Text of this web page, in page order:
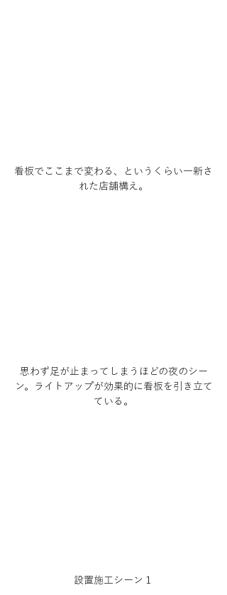
看板でここまで変わる、というくらい一新さ
れた店舗構え。
思わず足が止まってしまうほどの夜のシー
ン。ライトアップが効果的に看板を引き立て
ている。
設置施工シーン１